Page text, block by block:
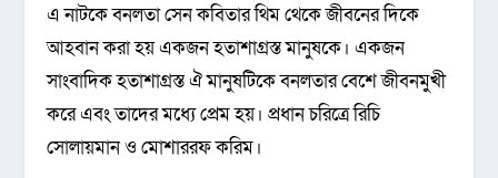
এ নাটকে বনলতা সেন কবিতার থিম থেকে জীবনের দিকে
আহবান করা হয় একজন হতাশাগ্রস্ত মানুষকে। একজন
সাংবাদিক হতাশাগ্রস্ত ঐ মানুষটিকে বনলতার বেশে জীবনমুখী
করে এবং তাদের মধ্যে প্রেম হয়। প্রধান চরিত্রে রিচি
সোলায়মান ও মোশাররফ করিম।